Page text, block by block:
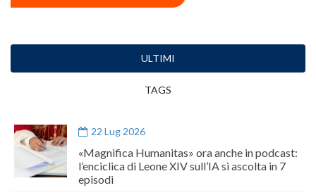
ULTIMI
TAGS
22 Lug 2026
«Magnifica Humanitas» ora anche in podcast:
l’enciclica di Leone XIV sull’IA si ascolta in 7
episodi